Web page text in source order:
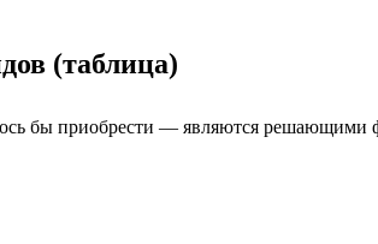
(таблица)
бы приобрести — являются решающими